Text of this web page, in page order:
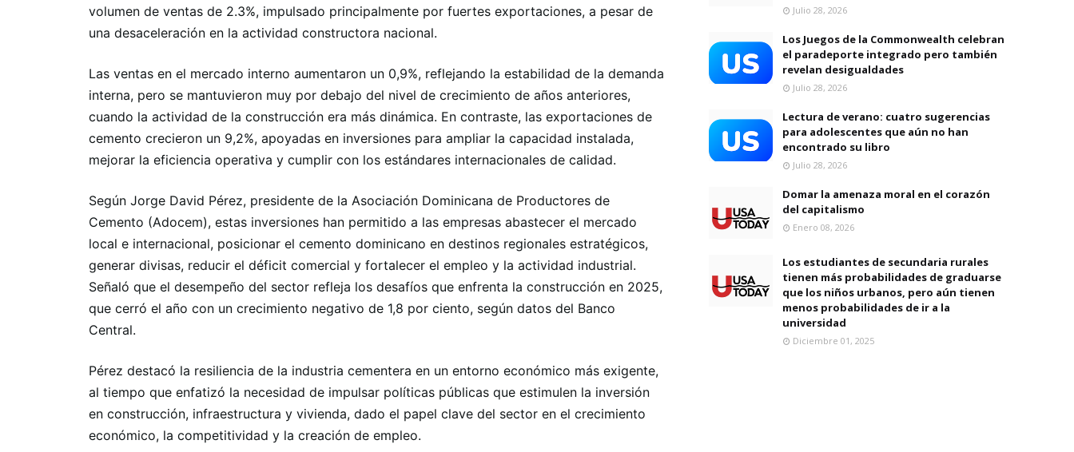
volumen de ventas de 2.3%, impulsado principalmente por fuertes exportaciones, a pesar de
una desaceleración en la actividad constructora nacional.
Las ventas en el mercado interno aumentaron un 0,9%, reflejando la estabilidad de la demanda
interna, pero se mantuvieron muy por debajo del nivel de crecimiento de años anteriores,
cuando la actividad de la construcción era más dinámica. En contraste, las exportaciones de
cemento crecieron un 9,2%, apoyadas en inversiones para ampliar la capacidad instalada,
mejorar la eficiencia operativa y cumplir con los estándares internacionales de calidad.
Según Jorge David Pérez, presidente de la Asociación Dominicana de Productores de
Cemento (Adocem), estas inversiones han permitido a las empresas abastecer el mercado
local e internacional, posicionar el cemento dominicano en destinos regionales estratégicos,
generar divisas, reducir el déficit comercial y fortalecer el empleo y la actividad industrial.
Señaló que el desempeño del sector refleja los desafíos que enfrenta la construcción en 2025,
que cerró el año con un crecimiento negativo de 1,8 por ciento, según datos del Banco
Central.
Pérez destacó la resiliencia de la industria cementera en un entorno económico más exigente,
al tiempo que enfatizó la necesidad de impulsar políticas públicas que estimulen la inversión
en construcción, infraestructura y vivienda, dado el papel clave del sector en el crecimiento
económico, la competitividad y la creación de empleo.
Julio 28, 2026
Los Juegos de la Commonwealth celebran
el paradeporte integrado pero también
revelan desigualdades
Julio 28, 2026
Lectura de verano: cuatro sugerencias
para adolescentes que aún no han
encontrado su libro
Julio 28, 2026
Domar la amenaza moral en el corazón
del capitalismo
Enero 08, 2026
Los estudiantes de secundaria rurales
tienen más probabilidades de graduarse
que los niños urbanos, pero aún tienen
menos probabilidades de ir a la
universidad
Diciembre 01, 2025